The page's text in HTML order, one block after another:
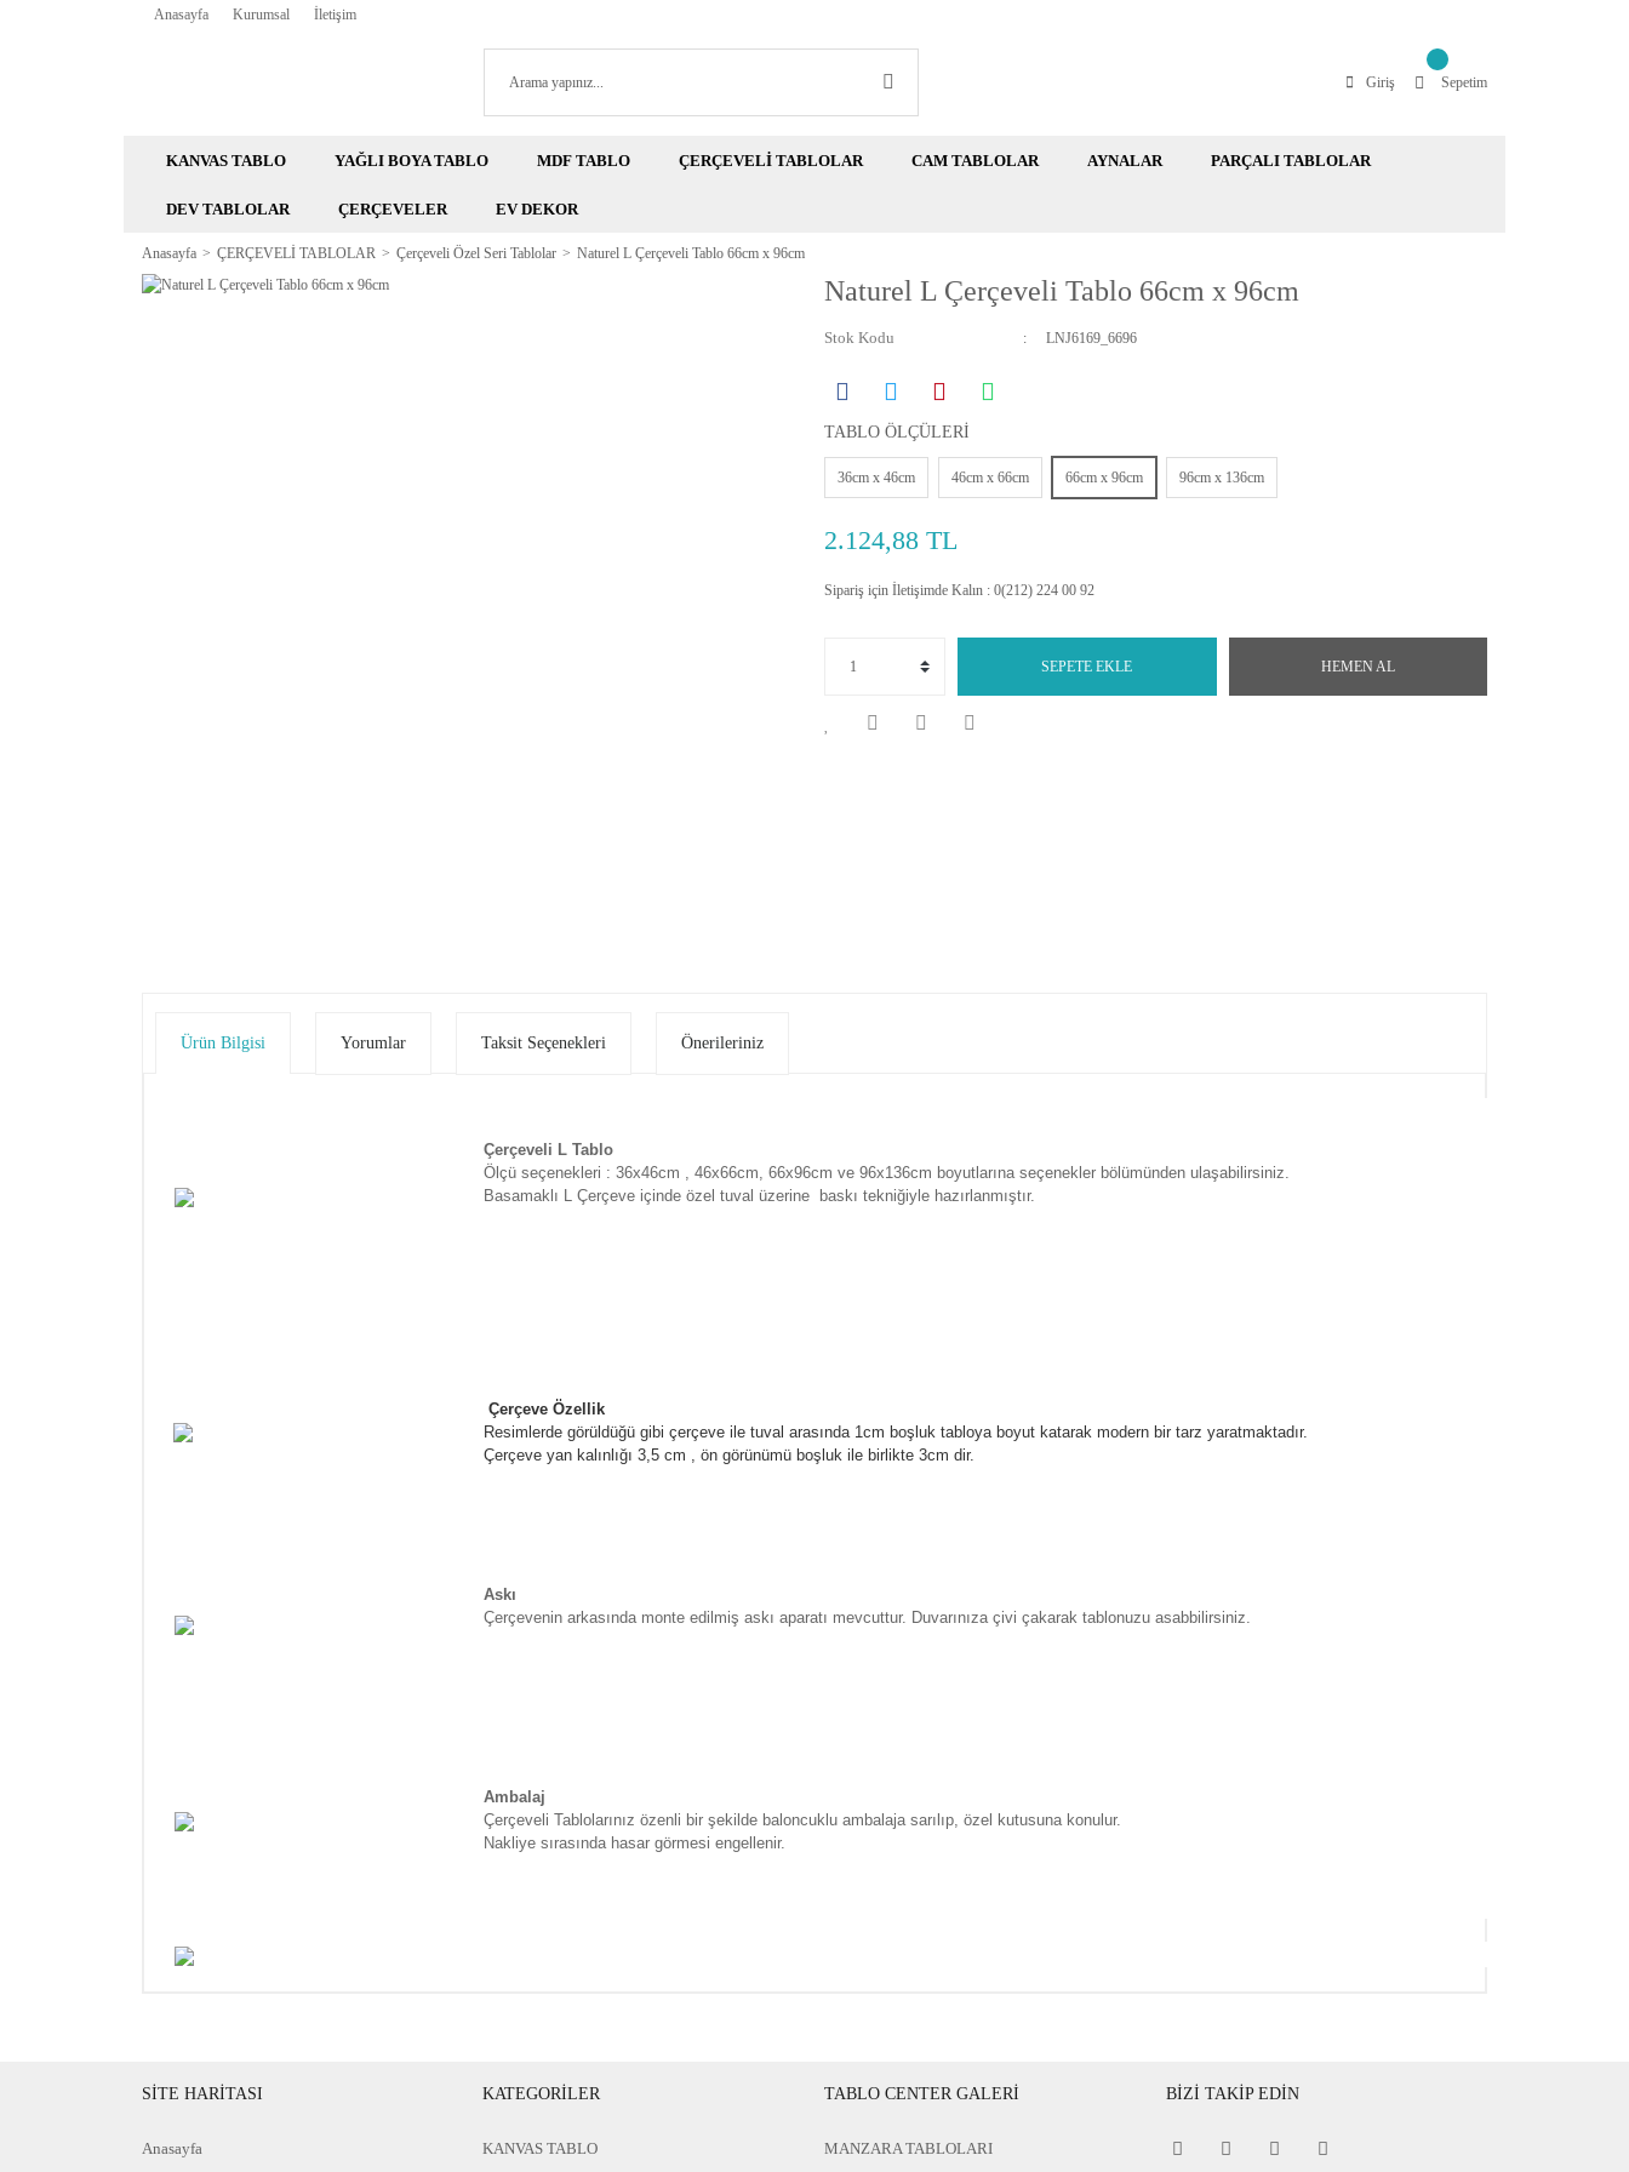
Anasayfa Kurumsal İletişim
Giriş Sepetim
KANVAS TABLO YAĞLI BOYA TABLO MDF TABLO ÇERÇEVELİ TABLOLAR CAM TABLOLAR AYNALAR PARÇALI TABLOLAR
DEV TABLOLAR ÇERÇEVELER EV DEKOR
Anasayfa ÇERÇEVELİ TABLOLAR Çerçeveli Özel Seri Tablolar Naturel L Çerçeveli Tablo 66cm x 96cm
Naturel L Çerçeveli Tablo 66cm x 96cm
Stok Kodu LNJ6169_6696
TABLO ÖLÇÜLERİ
36cm x 46cm 46cm x 66cm 66cm x 96cm 96cm x 136cm
2.124,88 TL
Sipariş için İletişimde Kalın : 0(212) 224 00 92
SEPETE EKLE HEMEN AL
Ürün Bilgisi Yorumlar Taksit Seçenekleri Önerileriniz
Çerçeveli L Tablo
Ölçü seçenekleri : 36x46cm , 46x66cm, 66x96cm ve 96x136cm boyutlarına seçenekler bölümünden ulaşabilirsiniz.
Basamaklı L Çerçeve içinde özel tuval üzerine
baskı tekniğiyle hazırlanmıştır.
Çerçeve Özellik
Resimlerde görüldüğü gibi çerçeve ile tuval arasında 1cm boşluk tabloya boyut katarak modern bir tarz yaratmaktadır.
Çerçeve yan kalınlığı 3,5 cm , ön görünümü boşluk ile birlikte 3cm dir.
Askı
Çerçevenin arkasında monte edilmiş askı aparatı mevcuttur. Duvarınıza çivi çakarak tablonuzu asabbilirsiniz.
Ambalaj
Çerçeveli Tablolarınız özenli bir şekilde baloncuklu ambalaja sarılıp, özel kutusuna konulur.
Nakliye sırasında hasar görmesi engellenir.
SİTE HARİTASI
Anasayfa
KATEGORİLER
KANVAS TABLO
TABLO CENTER GALERİ
MANZARA TABLOLARI
BİZİ TAKİP EDİN